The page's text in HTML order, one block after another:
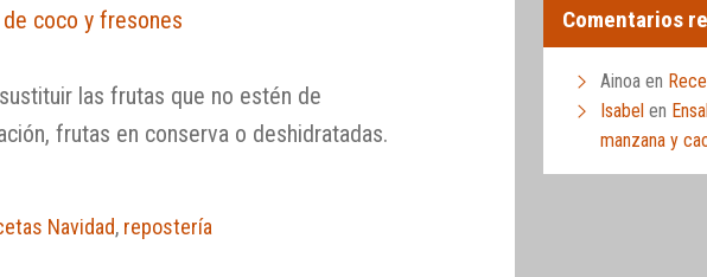
coco y fresones
las frutas que no estén de
frutas en conserva o deshidratadas.
Navidad, repostería
Comentarios
Ainoa en
Isabel en
manzana y